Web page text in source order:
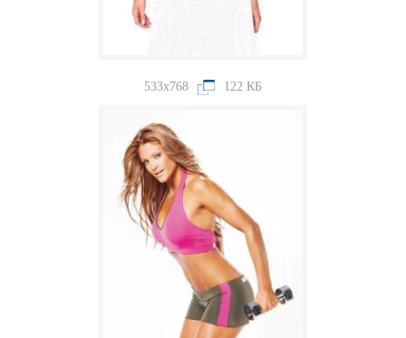
533x768 122 КБ